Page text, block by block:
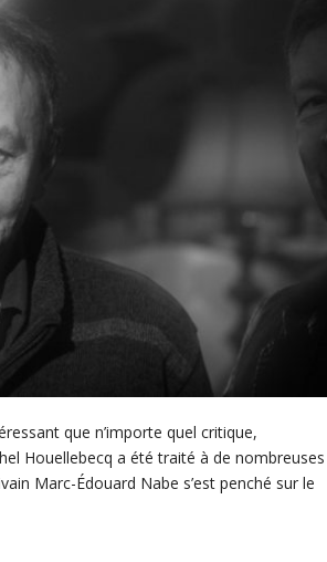
que n’importe quel critique,
Houellebecq a été traité à de nombreuses
Marc-Édouard Nabe s’est penché sur le